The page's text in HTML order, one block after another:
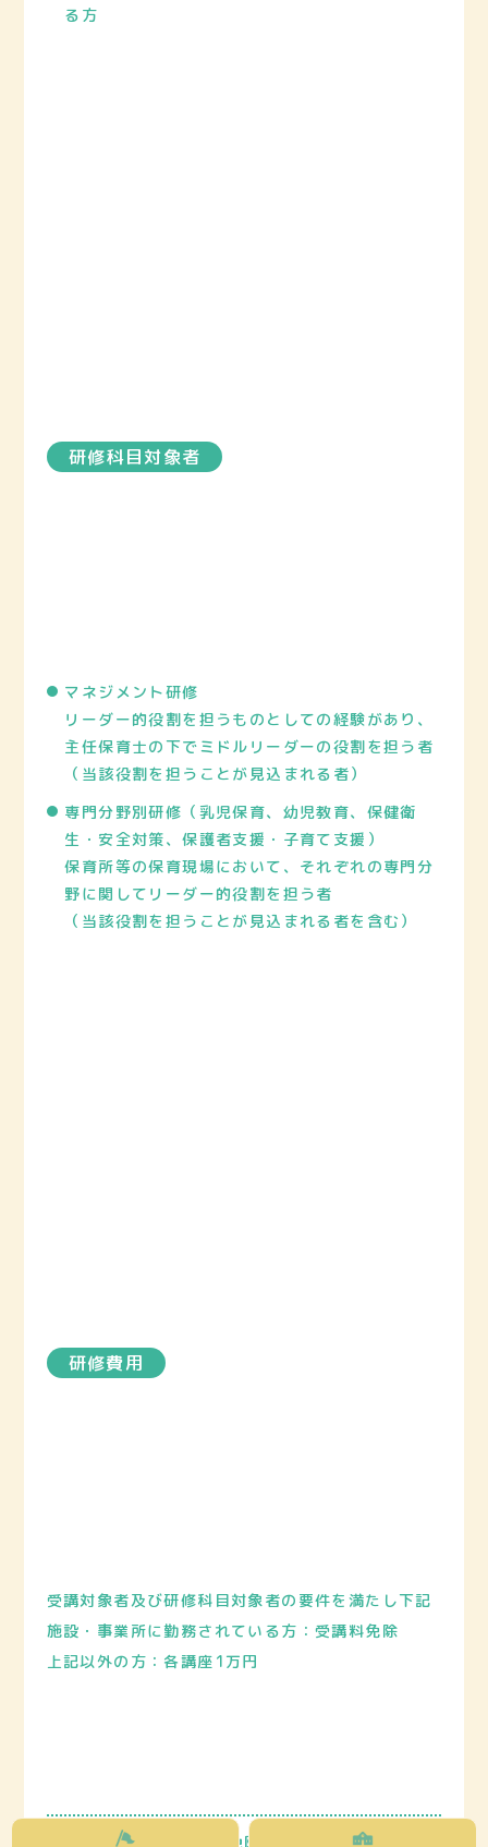
る方
研修科目対象者
マネジメント研修
リーダー的役割を担うものとしての経験があり、
主任保育士の下でミドルリーダーの役割を担う者
（当該役割を担うことが見込まれる者）
専門分野別研修（乳児保育、幼児教育、保健衛
生・安全対策、保護者支援・子育て支援）
保育所等の保育現場において、それぞれの専門分
野に関してリーダー的役割を担う者
（当該役割を担うことが見込まれる者を含む）
研修費用
受講対象者及び研修科目対象者の要件を満たし下記
施設・事業所に勤務されている方：受講料免除
上記以外の方：各講座1万円